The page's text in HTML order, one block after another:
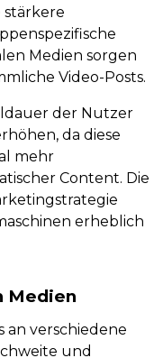
Medien sorgen
Video-Posts.
der Nutzer
da diese
mehr
Content. Die
erheblich
Medien
an verschiedene
und